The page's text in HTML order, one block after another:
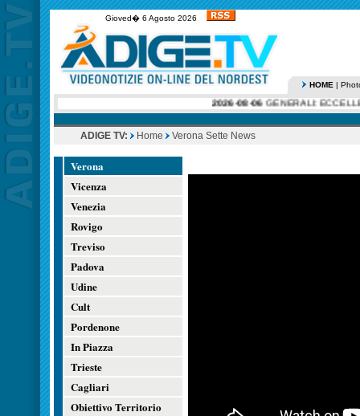
Gioved� 6 Agosto 2026
HOME |
2026-08-06GENERALI:
ADIGE TV: Home Verona Sette News
Verona
Vicenza
Venezia
Rovigo
Treviso
Padova
Udine
Cult
Pordenone
In Piazza
Trieste
Cagliari
Obiettivo Territorio